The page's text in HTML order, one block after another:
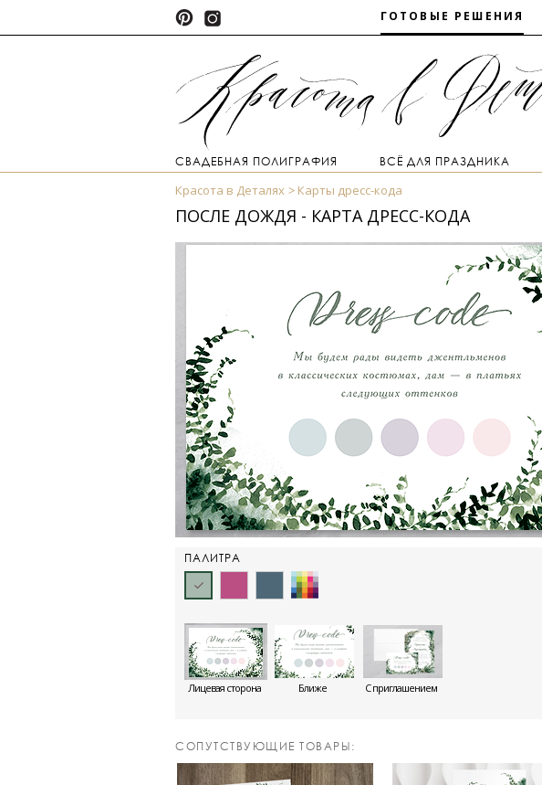
ГОТОВЫЕ РЕШЕНИЯ
СВАДЕБНАЯ ПОЛИГРАФИЯ ВСЁ ДЛЯ ПРАЗДНИКА
Красота в Деталях Карты дресс-кода
ПОСЛЕ ДОЖДЯ - КАРТА ДРЕСС-КОДА
ПАЛИТРА
Лицевая сторона Ближе С приглашением
CОПУТСТВУЮЩИЕ ТОВАРЫ: